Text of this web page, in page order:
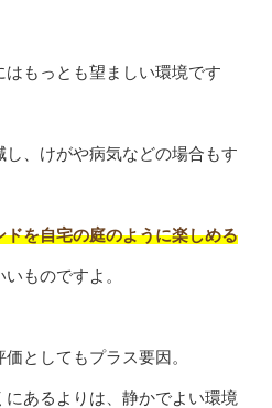
もっとも望ましい環境です
し、けがや病気などの場合もす
を自宅の庭のように楽しめる
ものですよ。
としてもプラス要因。
あるよりは、静かでよい環境